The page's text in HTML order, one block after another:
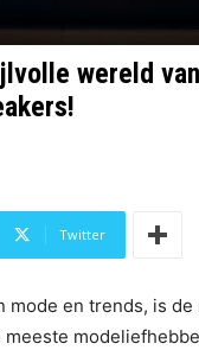
wereld
Twitter
mode en trends, is de
meeste